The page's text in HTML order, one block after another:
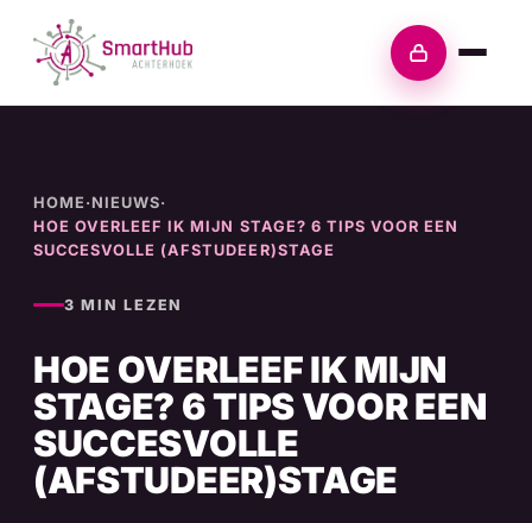
content
Inloggen
HOME · NIEUWS·
HOE OVERLEEF IK MIJN STAGE? 6 TIPS VOOR EEN
SUCCESVOLLE (AFSTUDEER)STAGE
3 MIN LEZEN
HOE OVERLEEF IK MIJN
STAGE? 6 TIPS VOOR EEN
SUCCESVOLLE
(AFSTUDEER)STAGE